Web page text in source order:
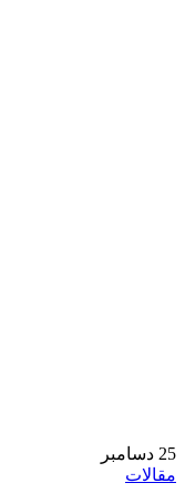
25 دسامبر
مقالات